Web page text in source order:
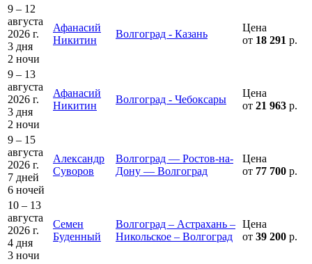
9 – 12
августа
2026 г.
3 дня
2 ночи
Афанасий
Никитин
Волгоград - Казань
Цена
от 18 291 р.
9 – 13
августа
2026 г.
3 дня
2 ночи
Афанасий
Никитин
Волгоград - Чебоксары
Цена
от 21 963 р.
9 – 15
августа
2026 г.
7 дней
6 ночей
Александр
Суворов
Волгоград — Ростов-на-
Дону — Волгоград
Цена
от 77 700 р.
10 – 13
августа
2026 г.
4 дня
3 ночи
Семен
Буденный
Волгоград – Астрахань –
Никольское – Волгоград
Цена
от 39 200 р.